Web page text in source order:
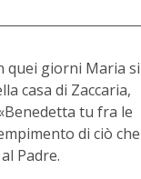
quei giorni Maria si
casa di Zaccaria,
tu fra le
di ciò che
Padre.